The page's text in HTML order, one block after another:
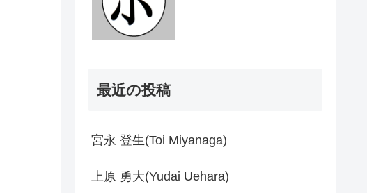
最近の投稿
宮永 登生(Toi Miyanaga)
上原 勇大(Yudai Uehara)